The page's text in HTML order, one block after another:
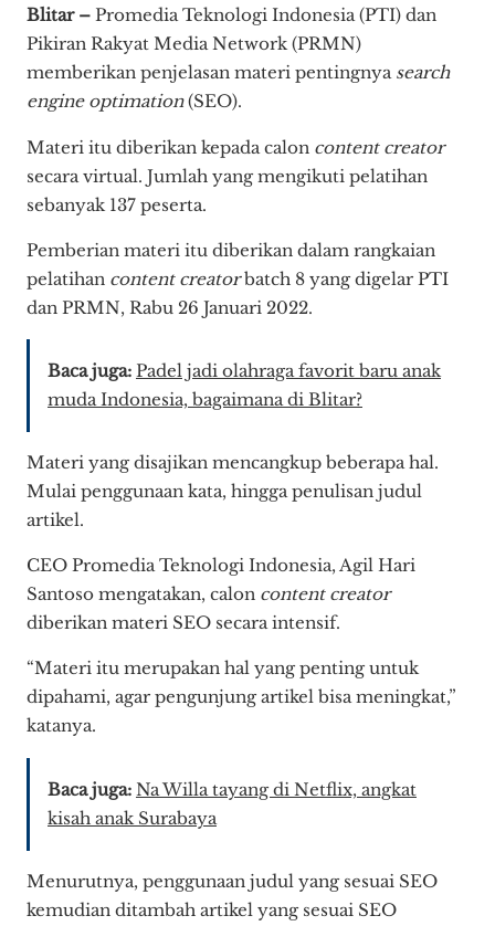
Blitar – Promedia Teknologi Indonesia (PTI) dan
Pikiran Rakyat Media Network (PRMN)
memberikan penjelasan materi pentingnya search
engine optimation(SEO).
Materi itu diberikan kepada calon content creator
secara virtual. Jumlah yang mengikuti pelatihan
sebanyak 137 peserta.
Pemberian materi itu diberikan dalam rangkaian
pelatihan content creatorbatch 8 yang digelar PTI
dan PRMN, Rabu 26 Januari 2022.
Baca juga: Padel jadi olahraga favorit baru anak
muda Indonesia, bagaimana di Blitar?
Materi yang disajikan mencangkup beberapa hal.
Mulai penggunaan kata, hingga penulisan judul
artikel.
CEO Promedia Teknologi Indonesia, Agil Hari
Santoso mengatakan, calon content creator
diberikan materi SEO secara intensif.
“Materi itu merupakan hal yang penting untuk
dipahami, agar pengunjung artikel bisa meningkat,”
katanya.
Baca juga: Na Willa tayang di Netflix, angkat
kisah anak Surabaya
Menurutnya, penggunaan judul yang sesuai SEO
kemudian ditambah artikel yang sesuai SEO